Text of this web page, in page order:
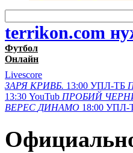
terrikon.com
Футбол
Онлайн
Livescore
ЗАРЯ КРИВБ. 13:00 УПЛ-ТБ
13:30 YouTub ПРОБИЙ
ВЕРЕС ДИНАМО 18:00 УПЛ-